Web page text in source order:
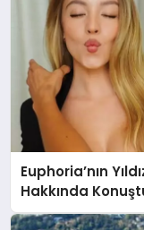
Euphoria’nın
Hakkında